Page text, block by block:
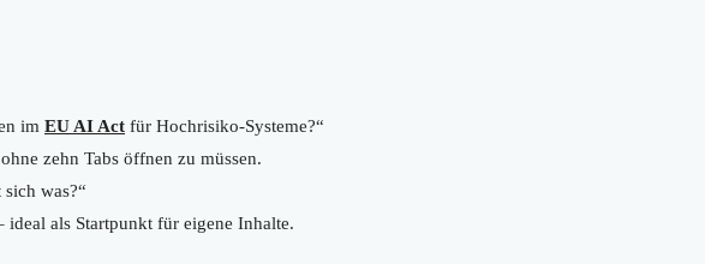
im EU AI Act für Hochrisiko-Systeme?“
zehn Tabs öffnen zu müssen.
was?“
als Startpunkt für eigene Inhalte.